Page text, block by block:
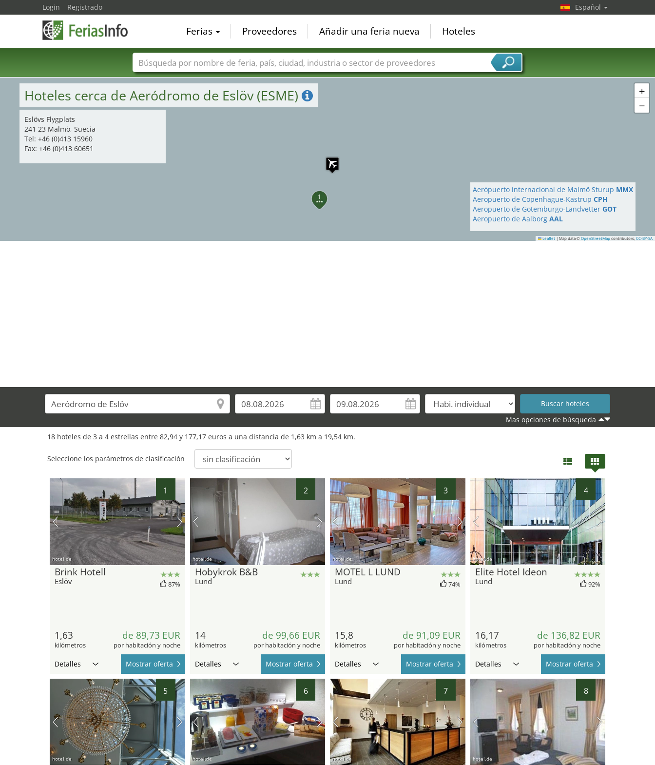
1
2
6
7
8
9
10
11
12
13
16
17
18
+
−
Leaflet | Map data © OpenStreetMap contributors, CC-BY-SA
Hoteles cerca de Aeródromo de Eslöv (ESME)
Eslövs Flygplats
241 23 Malmö, Suecia
Tel: +46 (0)413 15960
Fax: +46 (0)413 60651
Aerópuerto internacional de Malmö Sturup MMX
Aeropuerto de Copenhague-Kastrup CPH
Aeropuerto de Gotemburgo-Landvetter GOT
Aeropuerto de Aalborg AAL
Mas opciones de búsqueda
18 hoteles de 3 a 4 estrellas entre 82,94 y 177,17 euros a una distancia de 1,63 km a 19,54 km.
Seleccione los parámetros de clasificación
1
hotel.de
Brink Hotell
Eslöv 87%
1,63
kilómetros
de 89,73 EUR
por habitación y noche
Detalles Mostrar oferta
2
hotel.de
Hobykrok B&B
Lund
14
kilómetros
de 99,66 EUR
por habitación y noche
Detalles Mostrar oferta
3
hotel.de
MOTEL L LUND
Lund 74%
15,8
kilómetros
de 91,09 EUR
por habitación y noche
Detalles Mostrar oferta
4
hotel.de
Elite Hotel Ideon
Lund 92%
16,17
kilómetros
de 136,82 EUR
por habitación y noche
Detalles Mostrar oferta
5
hotel.de
6
hotel.de
7
hotel.de
8
hotel.de
Login Registrado Español
Ferias Proveedores Añadir una feria nueva Hoteles
Nombres de ferias Países Ciudades Sectores de ferias Sectores de proveedor de servicios